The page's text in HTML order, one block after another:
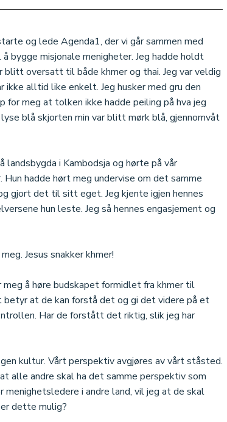
og lede Agenda1, der vi går sammen med
bygge misjonale menigheter. Jeg hadde holdt
blitt oversatt til både khmer og thai. Jeg var veldig
alltid like enkelt. Jeg husker med gru den
for meg at tolken ikke hadde peiling på hva jeg
blå skjorten min var blitt mørk blå, gjennomvåt
landsbygda i Kambodsja og hørte på vår
Hun hadde hørt meg undervise om det samme
gjort det til sitt eget. Jeg kjente igjen hennes
hun leste. Jeg så hennes engasjement og
Jesus snakker khmer!
å høre budskapet formidlet fra khmer til
at de kan forstå det og gi det videre på et
Har de forstått det riktig, slik jeg har
kultur. Vårt perspektiv avgjøres av vårt ståsted.
alle andre skal ha det samme perspektiv som
menighetsledere i andre land, vil jeg at de skal
dette mulig?